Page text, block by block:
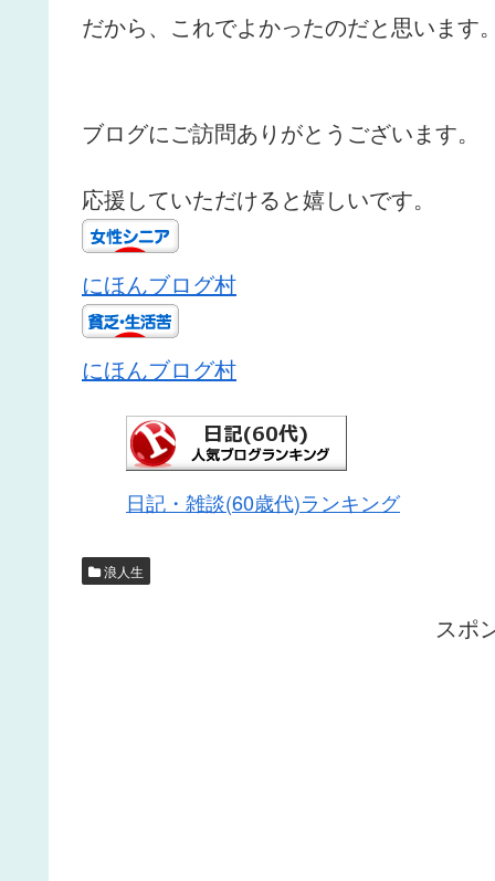
だから、これでよかったのだと思います。
ブログにご訪問ありがとうございます。
応援していただけると嬉しいです。
にほんブログ村
にほんブログ村
日記・雑談(60歳代)ランキング
浪人生
スポ